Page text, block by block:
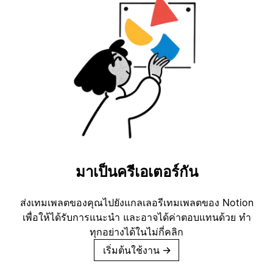
มาเป็นครีเอเตอร์กัน
ส่งเทมเพลตของคุณไปยังแกลเลอรีเทมเพลตของ Notion
เพื่อให้ได้รับการแนะนำ และอาจได้ค่าตอบแทนด้วย ทำ
ทุกอย่างได้ในไม่กี่คลิก
เริ่มต้นใช้งาน →